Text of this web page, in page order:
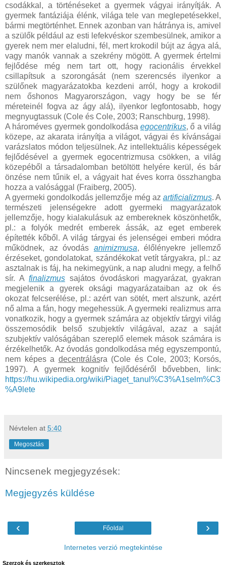
csodákkal, a történéseket a gyermek vágyai irányítják. A
gyermek fantáziája élénk, világa tele van meglepetésekkel,
bármi megtörténhet. Ennek azonban van hátránya is, amivel
a szülők például az esti lefekvéskor szembesülnek, amikor a
gyerek nem mer elaludni, fél, mert krokodil bújt az ágya alá,
vagy manók vannak a szekrény mögött. A gyermek értelmi
fejlődése még nem tart ott, hogy racionális érvekkel
csillapítsuk a szorongását (nem szerencsés ilyenkor a
szülőnek magyarázatokba kezdeni arról, hogy a krokodil
nem őshonos Magyarországon, vagy hogy be se fér
méreteinél fogva az ágy alá), ilyenkor legfontosabb, hogy
megnyugtassuk (Cole és Cole, 2003; Ranschburg, 1998).
A hároméves gyermek gondolkodásaegocentrikus, ő a világ
közepe, az akarata irányítja a világot, vágyai és kívánságai
varázslatos módon teljesülnek. Az intellektuális képességek
fejlődésével a gyermek egocentrizmusa csökken, a világ
közepéből a társadalomban betöltött helyére kerül, és bár
önzése nem tűnik el, a vágyait hat éves korra összhangba
hozza a valósággal (Fraiberg, 2005).
A gyermeki gondolkodás jellemzője még az artificializmus. A
természeti jelenségekre adott gyermeki magyarázatok
jellemzője, hogy kialakulásuk az embereknek köszönhetők,
pl.: a folyók medrét emberek ássák, az eget emberek
építették kőből. A világ tárgyai és jelenségei emberi módra
működnek, az óvodás animizmusa, élőlényekre jellemző
érzéseket, gondolatokat, szándékokat vetít tárgyakra, pl.: az
asztalnak is fáj, ha nekimegyünk, a nap aludni megy, a felhő
sír. A finalizmus sajátos óvodáskori magyarázat, gyakran
megjelenik a gyerek oksági magyarázataiban az ok és
okozat felcserélése, pl.: azért van sötét, mert alszunk, azért
nő alma a fán, hogy megehessük. A gyermeki realizmus arra
vonatkozik, hogy a gyermek számára az objektív tárgyi világ
összemosódik belső szubjektív világával, azaz a saját
szubjektív valóságában szereplő elemek mások számára is
érzékelhetők. Az óvodás gondolkodása még egyszempontú,
nem képes a decentrálásra (Cole és Cole, 2003; Korsós,
1997). A gyermek kognitív fejlődéséről bővebben, link:
https://hu.wikipedia.org/wiki/Piaget_tanul%C3%A1selm%C3
%A9lete
Névtelen at 5:40
Megosztás
Nincsenek megjegyzések:
Megjegyzés küldése
‹ ›
Főoldal
Internetes verzió megtekintése
Szerzok és szerkesztok